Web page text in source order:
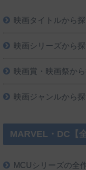
映画タイトルから探
映画シリーズから
映画賞・映画祭か
映画ジャンルから
MARVEL・DC【
MCUシリーズの全